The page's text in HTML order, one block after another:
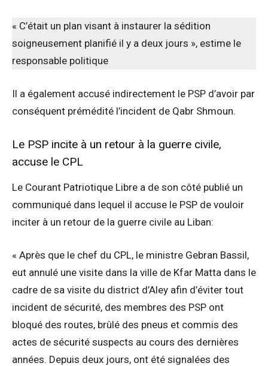
« C’était un plan visant à instaurer la sédition
soigneusement planifié il y a deux jours », estime le
responsable politique
Il a également accusé indirectement le PSP d’avoir par
conséquent prémédité l’incident de Qabr Shmoun.
Le PSP incite à un retour à la guerre civile,
accuse le CPL
Le Courant Patriotique Libre a de son côté publié un
communiqué dans lequel il accuse le PSP de vouloir
inciter à un retour de la guerre civile au Liban:
« Après que le chef du CPL, le ministre Gebran Bassil,
eut annulé une visite dans la ville de Kfar Matta dans le
cadre de sa visite du district d’Aley afin d’éviter tout
incident de sécurité, des membres des PSP ont
bloqué des routes, brûlé des pneus et commis des
actes de sécurité suspects au cours des dernières
années. Depuis deux jours, ont été signalées des